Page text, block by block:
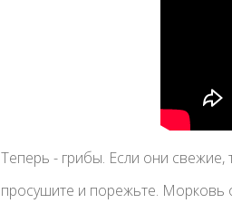
Теперь - грибы. Если они
просушите и порежьте. Морковь